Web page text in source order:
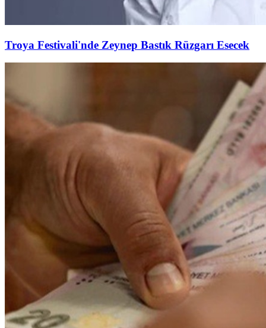
Troya Festivali'nde Zeynep Bastık Rüzgarı Esecek